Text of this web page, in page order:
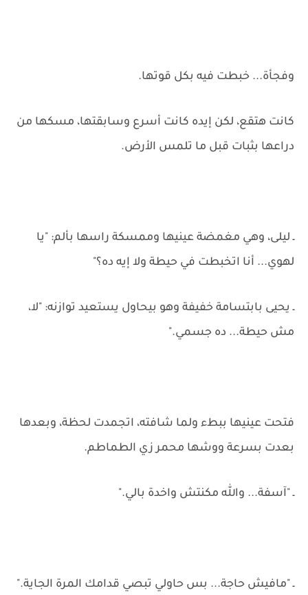
وفجأة... خبطت فيه بكل قوتها.
كانت هتقع، لكن إيده كانت أسرع وسابقتها، مسكها من
دراعها بثبات قبل ما تلمس الأرض.
ـ ليلى، وهي مغمضة عينيها وممسكة راسها بألم: "يا
لهوي... أنا اتخبطت في حيطة ولا إيه ده؟"
ـ يحيى بابتسامة خفيفة وهو بيحاول يستعيد توازنه: "لا،
مش حيطة... ده جسمي."
فتحت عينيها ببطء ولما شافته، اتجمدت لحظة، وبعدها
بعدت بسرعة ووشها محمر زي الطماطم.
ـ "آسفة... والله مكنتش واخدة بالي."
ـ "مافيش حاجة... بس حاولي تبصي قدامك المرة الجاية."